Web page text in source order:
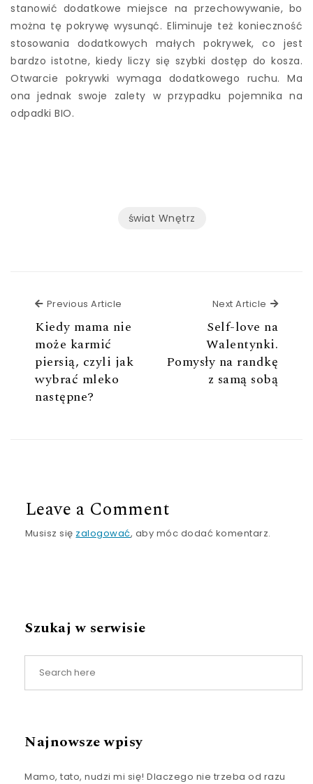
stanowić dodatkowe miejsce na przechowywanie, bo
można tę pokrywę wysunąć. Eliminuje też konieczność
stosowania dodatkowych małych pokrywek, co jest
bardzo istotne, kiedy liczy się szybki dostęp do kosza.
Otwarcie pokrywki wymaga dodatkowego ruchu. Ma
ona jednak swoje zalety w przypadku pojemnika na
odpadki BIO.
świat Wnętrz
Previous Article
Kiedy mama nie
może karmić
piersią, czyli jak
wybrać mleko
następne?
Next Article Next
Self-love na
Walentynki.
Pomysły na randkę
z samą sobą
Leave a Comment
Musisz się zalogować, aby móc dodać komentarz.
Szukaj w serwisie
Najnowsze wpisy
Mamo, tato, nudzi mi się! Dlaczego nie trzeba od razu